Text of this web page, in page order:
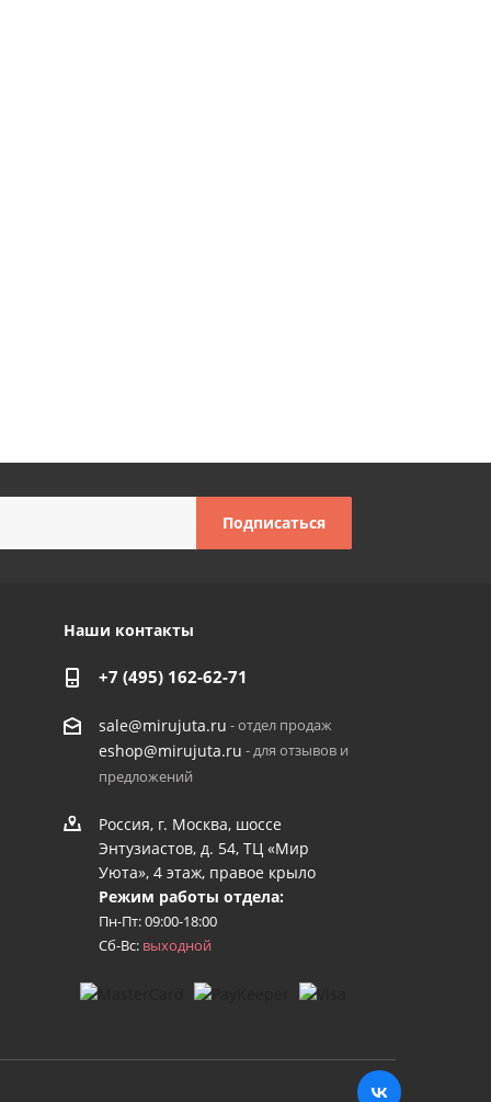
Наши контакты
+7 (495) 162-62-71
sale@mirujuta.ru - отдел продаж
eshop@mirujuta.ru - для отзывов и
предложений
Россия, г. Москва, шоссе
Энтузиастов, д. 54, ТЦ «Мир
Уюта», 4 этаж, правое крыло
Режим работы отдела:
Пн-Пт: 09:00-18:00
Сб-Вс: выходной